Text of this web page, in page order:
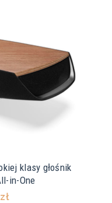
klasy głośnik
in-One